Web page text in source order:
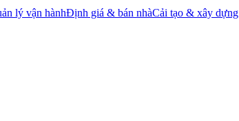
lý vận hànhĐịnh giá & bán nhàCải tạo & xây dựng